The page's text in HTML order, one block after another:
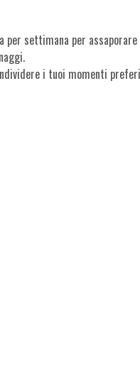
settimana per
i tuoi momenti